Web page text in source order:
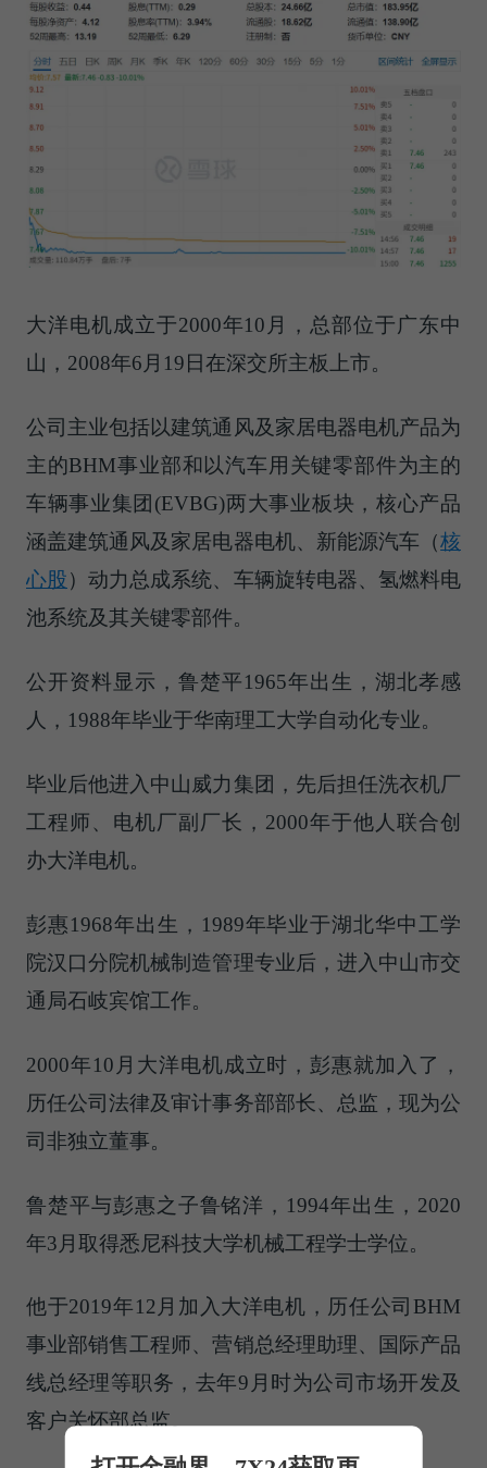
大洋电机成立于2000年10月，总部位于广东中
山，2008年6月19日在深交所主板上市。
公司主业包括以建筑通风及家居电器电机产品为
主的BHM事业部和以汽车用关键零部件为主的
车辆事业集团(EVBG)两大事业板块，核心产品
涵盖建筑通风及家居电器电机、 新能源汽车（核
心股）动力总成系统、车辆旋转电器、氢燃料电
池系统及其关键零部件。
公开资料显示，鲁楚平1965年出生，湖北孝感
人，1988年毕业于华南理工大学自动化专业。
毕业后他进入中山威力集团，先后担任洗衣机厂
工程师、电机厂副厂长，2000年于他人联合创
办大洋电机。
彭惠1968年出生，1989年毕业于湖北华中工学
院汉口分院机械制造管理专业后，进入中山市交
通局石岐宾馆工作。
2000年10月大洋电机成立时，彭惠就加入了，
历任公司法律及审计事务部部长、总监，现为公
司非独立董事。
鲁楚平与彭惠之子鲁铭洋，1994年出生，2020
年3月取得悉尼科技大学机械工程学士学位。
他于2019年12月加入大洋电机，历任公司BHM
事业部销售工程师、营销总经理助理、国际产品
线总经理等职务，去年9月时为公司市场开发及
客户关怀部总监。